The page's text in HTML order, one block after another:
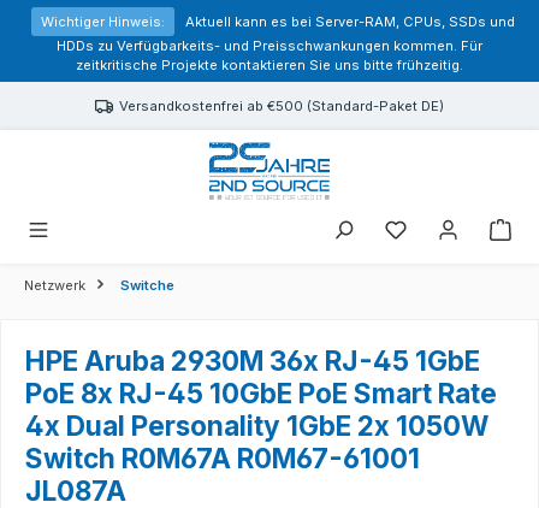
springen
Wichtiger Hinweis:
Aktuell kann es bei Server-RAM, CPUs, SSDs und
HDDs zu Verfügbarkeits- und Preisschwankungen kommen. Für
zeitkritische Projekte kontaktieren Sie uns bitte frühzeitig.
Versandkostenfrei ab €500 (Standard-Paket DE)
Sie haben 0
Netzwerk Switche
HPE Aruba 2930M 36x RJ-45 1GbE
PoE 8x RJ-45 10GbE PoE Smart Rate
4x Dual Personality 1GbE 2x 1050W
Switch R0M67A R0M67-61001
JL087A